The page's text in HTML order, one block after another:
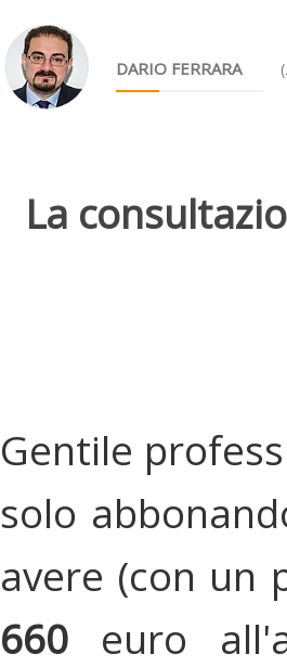
DARIO FERRARA (
La
Gentile
solo
avere (con un
660 euro